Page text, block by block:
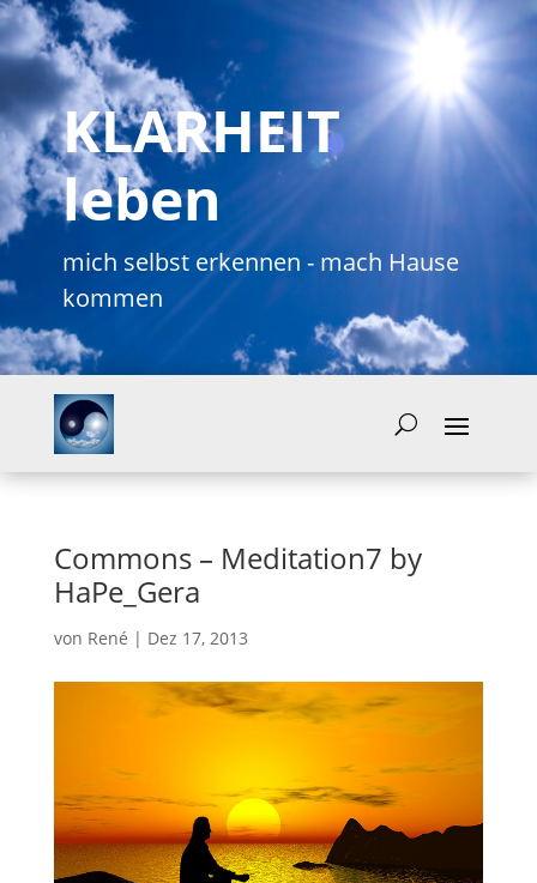
KLARHEIT
leben
mich selbst erkennen - mach Hause
kommen
Commons – Meditation7 by
HaPe_Gera
von René | Dez 17, 2013